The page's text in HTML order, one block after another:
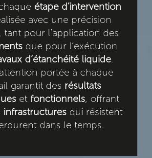
étape d’intervention
avec une précision
tant pour l’application des
que pour l’exécution
d’étanchéité liquide.
portée à chaque
garantit des résultats
et fonctionnels, offrant
infrastructuresqui résistent
dans le temps.